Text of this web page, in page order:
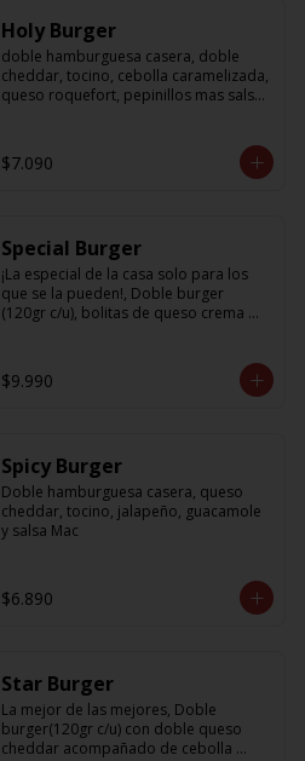
Holy Burger
doble hamburguesa casera, doble
cheddar, tocino, cebolla caramelizada,
queso roquefort, pepinillos mas salsa
$7.090
Special Burger
¡La especial de la casa solo para los
que se la pueden!, Doble burger
(120gr c/u), bolitas de queso crema
holy
$9.990
Spicy Burger
Doble hamburguesa casera, queso
cheddar, tocino, jalapeño, guacamole
y salsa Mac
$6.890
Star Burger
La mejor de las mejores, Doble
burger(120gr c/u) con doble queso
cheddar acompañado de cebolla